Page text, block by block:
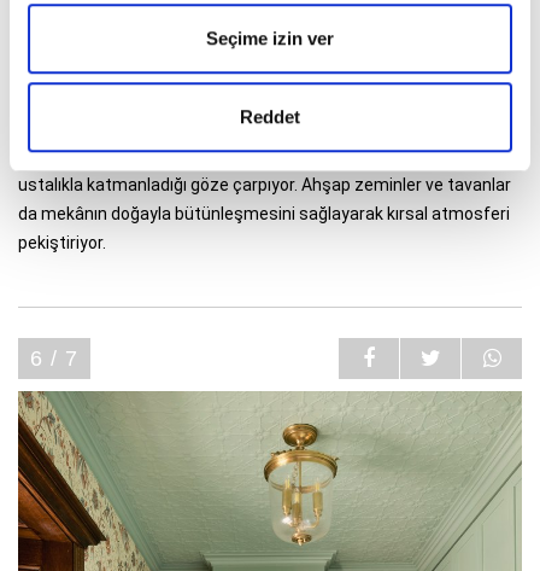
Seçime izin ver
Reddet
Oturma odasında yumuşak minderlerle desteklenmiş rahat
koltuklar davetkâr bir atmosfer sunarken Federation Dönemi’ne
Natale desenleri cesurca bir araya getirdiği tasarımında çiçek
desenli halıları, ekose Roma perdeleri ve yumuşak tarihi tonları
ustalıkla katmanladığı göze çarpıyor. Ahşap zeminler ve tavanlar
da mekânın doğayla bütünleşmesini sağlayarak kırsal atmosferi
pekiştiriyor.
6 / 7